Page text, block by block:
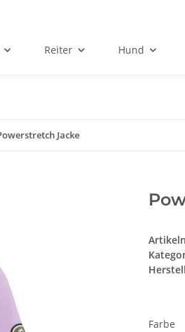
Reiter Hund
Jacke
Farbe